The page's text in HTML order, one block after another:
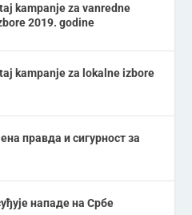
kampanje za vanredne
2019. godine
kampanje za lokalne izbore
правда и сигурност за
нападе на Србе